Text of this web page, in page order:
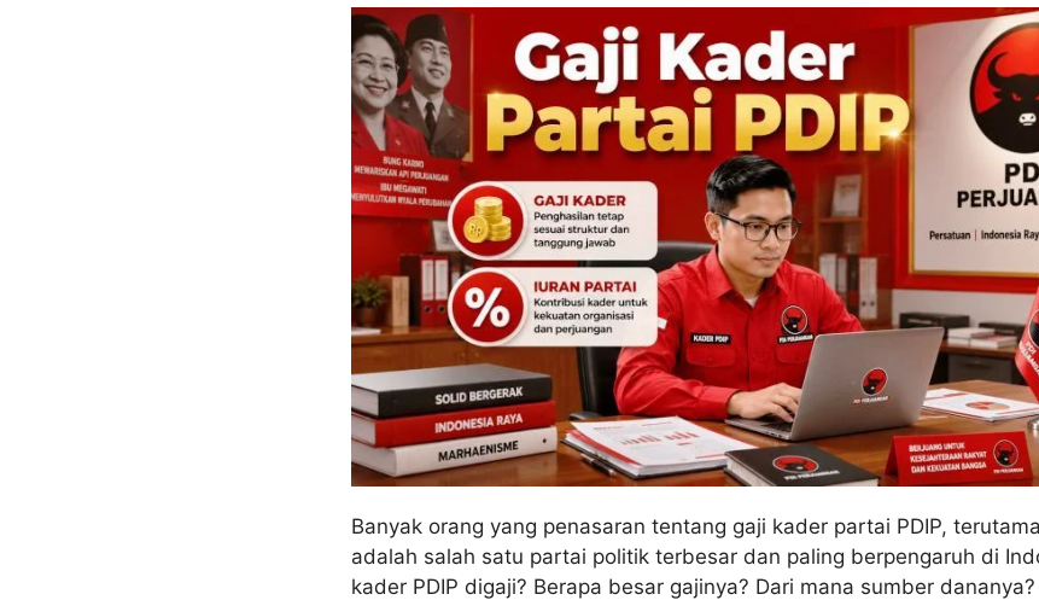
Banyak orang yang penasaran tentang gaji kader partai PDIP,
adalah salah satu partai politik terbesar dan paling berpengaruh di
kader PDIP digaji? Berapa besar gajinya? Dari mana sumber